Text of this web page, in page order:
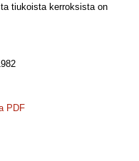
tiukoista kerroksista on
PDF